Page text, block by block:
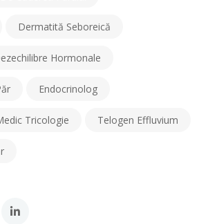
Dermatită Seboreică
Hormonale
Endocrinolog
Tricologie Telogen Effluvium